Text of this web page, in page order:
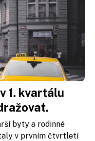
1. kvartálu
byty a rodinné
v prvním čtvrtletí